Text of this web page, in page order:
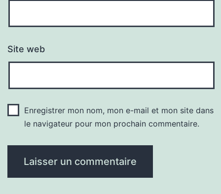
Site web
Enregistrer mon nom, mon e-mail et mon site dans
le navigateur pour mon prochain commentaire.